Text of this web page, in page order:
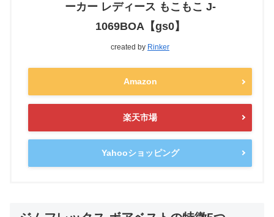
ーカー レディース もこもこ J-
1069BOA【gs0】
created by Rinker
Amazon
楽天市場
Yahooショッピング